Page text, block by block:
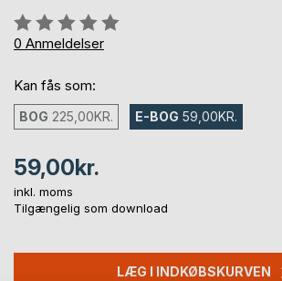
Anmeldelse::
0%
0 Anmeldelser
Kan fås som:
BOG 225,00KR. E-BOG 59,00KR.
59,00kr.
inkl. moms
Tilgængelig som download
LÆG I INDKØBSKURVEN